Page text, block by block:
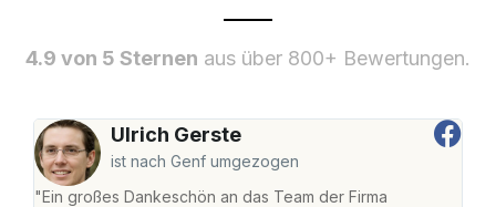
4.9 von 5 Sternen aus über 800+ Bewertungen.
Ulrich Gerste
ist nach Genf umgezogen
"Ein großes Dankeschön an das Team der Firma